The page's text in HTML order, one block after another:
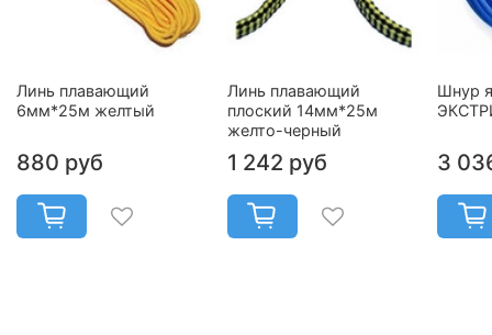
Линь плавающий
6мм*25м желтый
880 руб
Линь плавающий
плоский 14мм*25м
желто-черный
1 242 руб
Шнур
3